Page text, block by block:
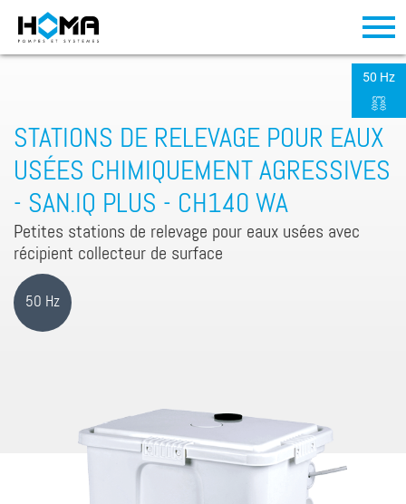
STATIONS DE RELEVAGE POUR EAUX
USÉES CHIMIQUEMENT AGRESSIVES
- SAN.IQ PLUS - CH140 WA
Petites stations de relevage pour eaux usées avec
récipient collecteur de surface
50 Hz
50 Hz